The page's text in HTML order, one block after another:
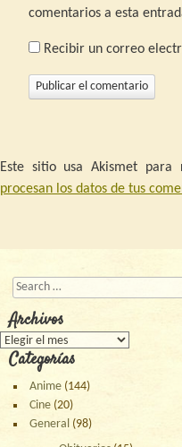
comentarios a esta
Recibir un correo
Este sitio usa Akismet para
procesan los datos de tus
Buscar
Archivos
Archivos
Categorías
Anime (144)
Cine (20)
General (98)